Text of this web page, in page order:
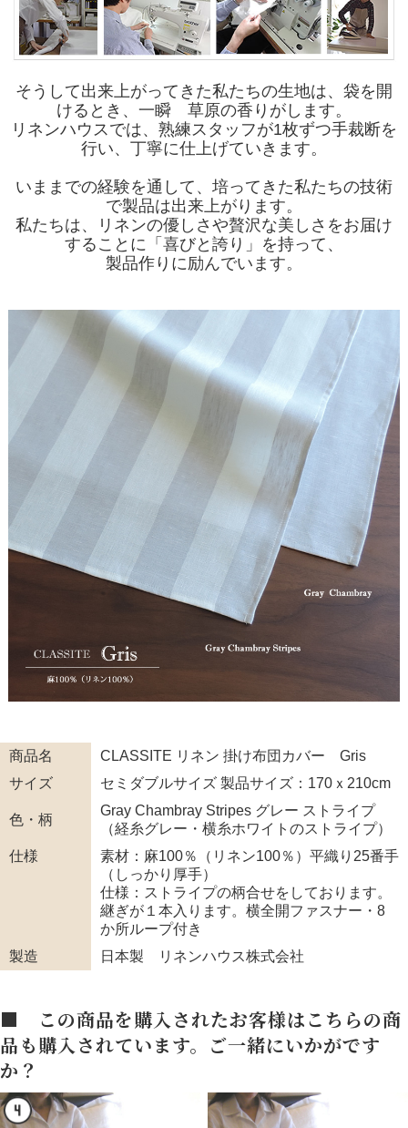
そうして出来上がってきた私たちの生地は、袋を開
けるとき、一瞬 草原の香りがします。
リネンハウスでは、熟練スタッフが1枚ずつ手裁断を
行い、丁寧に仕上げていきます。
いままでの経験を通して、培ってきた私たちの技術
で製品は出来上がります。
私たちは、リネンの優しさや贅沢な美しさをお届け
することに「喜びと誇り」を持って、
製品作りに励んでいます。
商品名
CLASSITE リネン 掛け布団カバー Gris
サイズ
セミダブルサイズ 製品サイズ：170ｘ210cm
色・柄
Gray Chambray Stripes グレー ストライプ
（経糸グレー・横糸ホワイトのストライプ）
仕様
素材：麻100％（リネン100％）平織り25番手
（しっかり厚手）
仕様：ストライプの柄合せをしております。
継ぎが１本入ります。横全開ファスナー・8
か所ループ付き
製造
日本製 リネンハウス株式会社
■ この商品を購入されたお客様はこちらの商
品も購入されています。ご一緒にいかがです
か？